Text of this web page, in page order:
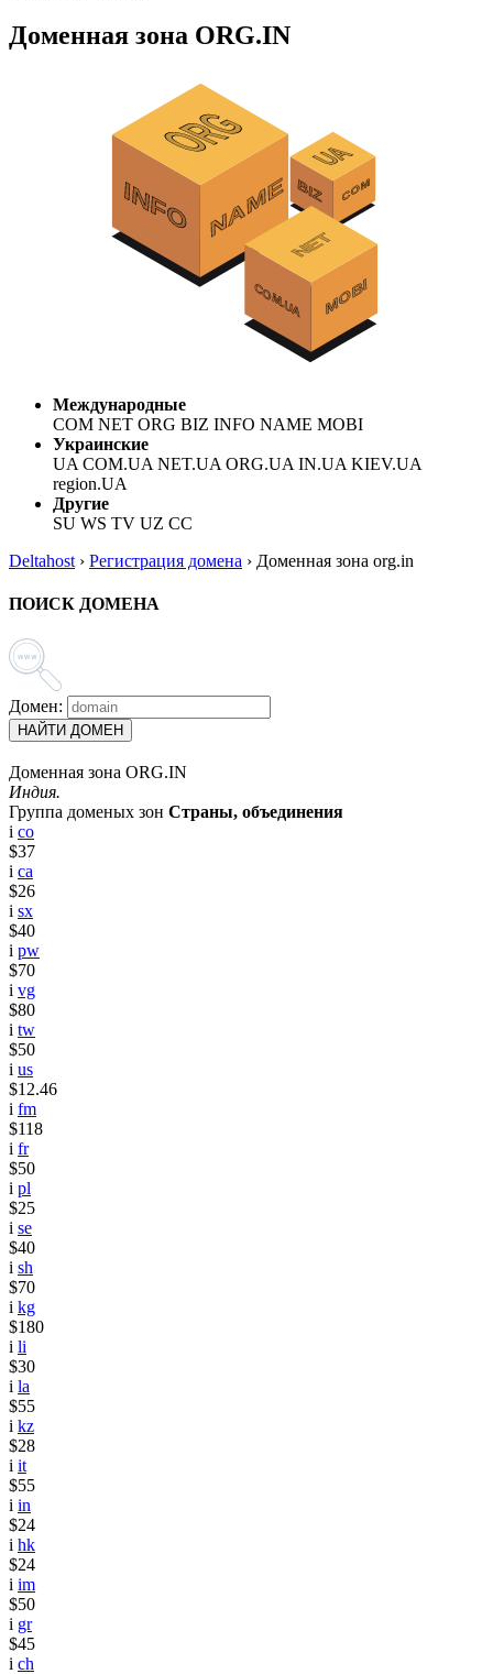
Доменная зона ORG.IN
Международные
COM NET ORG BIZ INFO NAME MOBI
Украинские
UA COM.UA NET.UA ORG.UA IN.UA KIEV.UA
region.UA
Другие
SU WS TV UZ CC
Deltahost › Регистрация домена › Доменная зона org.in
ПОИСК ДОМЕНА
Домен:
НАЙТИ ДОМЕН
Доменная зона ORG.IN
Индия.
Группа доменых зон Страны, объединения
i co
$37
i ca
$26
i sx
$40
i pw
$70
i vg
$80
i tw
$50
i us
$12.46
i fm
$118
i fr
$50
i pl
$25
i se
$40
i sh
$70
i kg
$180
i li
$30
i la
$55
i kz
$28
i it
$55
i in
$24
i hk
$24
i im
$50
i gr
$45
i ch